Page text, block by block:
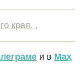
края. .
и в Max